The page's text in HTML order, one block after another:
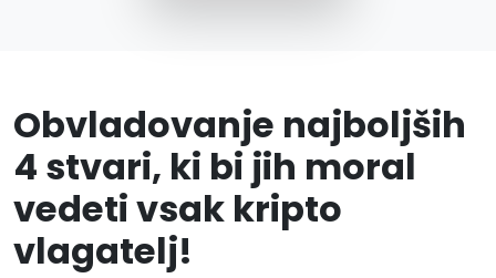
Obvladovanje najboljših
4 stvari, ki bi jih moral
vedeti vsak kripto
vlagatelj!